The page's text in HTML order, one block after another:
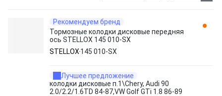
Рекомендуем бренд
Тормозные колодки дисковые передняя
ось STELLOX 145 010-SX
STELLOX 145 010-SX
Лучшее предложение
колодки дисковые п.1\Chery, Audi 90
2.0/2.2/1.6TD 84-87,VW Golf GTi 1.8 86-89